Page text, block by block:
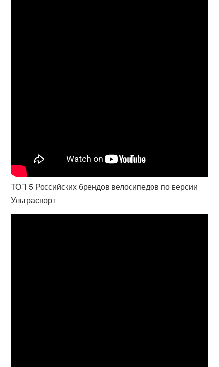
ТОП 5 Российских брендов велосипедов по версии
Ультраспорт